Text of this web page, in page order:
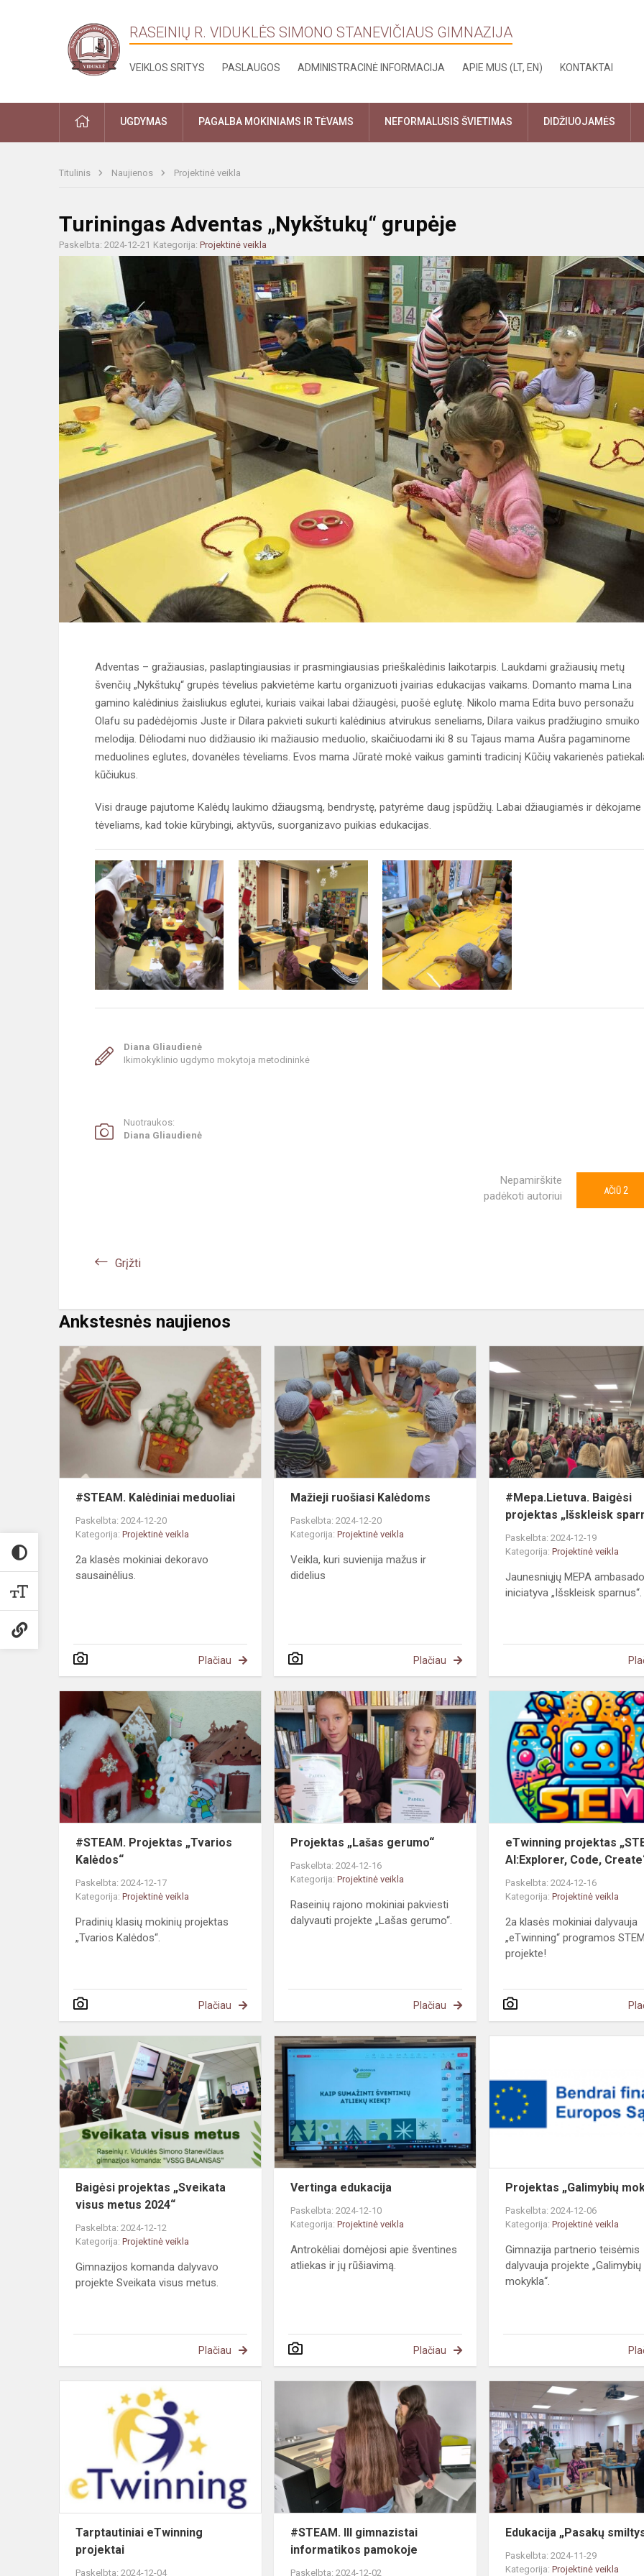
RASEINIŲ R. VIDUKLĖS SIMONO STANEVIČIAUS GIMNAZIJA
VEIKLOS SRITYS PASLAUGOS ADMINISTRACINĖ INFORMACIJA APIE MUS (LT, EN) KONTAKTAI
PRADŽIAUGDYMAS PAGALBA MOKINIAMS IR TĖVAMS NEFORMALUSIS ŠVIETIMAS DIDŽIUOJAMĖS
Titulinis Naujienos Projektinė veikla
Turiningas Adventas „Nykštukų“ grupėje
Paskelbta: 2024-12-21 Kategorija: Projektinė veikla
Adventas – gražiausias, paslaptingiausias ir prasmingiausias prieškalėdinis laikotarpis. Laukdami gražiausių metų
švenčių „Nykštukų“ grupės tėvelius pakvietėme kartu organizuoti įvairias edukacijas vaikams. Domanto mama Lina
gamino kalėdinius žaisliukus eglutei, kuriais vaikai labai džiaugėsi, puošė eglutę. Nikolo mama Edita buvo personažu
Olafu su padėdėjomis Juste ir Dilara pakvieti sukurti kalėdinius atvirukus seneliams, Dilara vaikus pradžiugino smuiko
melodija. Dėliodami nuo didžiausio iki mažiausio meduolio, skaičiuodami iki 8 su Tajaus mama Aušra pagaminome
meduolines eglutes, dovanėles tėveliams. Evos mama Jūratė mokė vaikus gaminti tradicinį Kūčių vakarienės
kūčiukus.
Visi drauge pajutome Kalėdų laukimo džiaugsmą, bendrystę, patyrėme daug įspūdžių. Labai džiaugiamės ir dėkojame
tėveliams, kad tokie kūrybingi, aktyvūs, suorganizavo puikias edukacijas.
Diana Gliaudienė
Ikimokyklinio ugdymo mokytoja metodininkė
Nuotraukos:
Diana Gliaudienė
Nepamirškite
padėkoti autoriui
AČIŪ 2
Grįžti
Ankstesnės naujienos
#STEAM.
Kalėdiniai
meduoliai
#STEAM. Kalėdiniai meduoliai
Paskelbta: 2024-12-20
Kategorija: Projektinė veikla
2a klasės mokiniai dekoravo
sausainėlius.
Plačiau
ruošiasi
Kalėdoms
Mažieji ruošiasi Kalėdoms
Paskelbta: 2024-12-20
Kategorija:Projektinė veikla
Veikla, kuri suvienija mažus ir
didelius
Plačiau
#Mepa.Lietuva. Baigėsi
projektas „Išskleisk
Paskelbta: 2024-12-19
Kategorija:Projektinė veikla
Jaunesniųjų MEPA
iniciatyva „Išskleisk sparnus“.
#STEAM.
Projektas
„Tvarios
Kalėdos“
#STEAM. Projektas „Tvarios
Kalėdos“
Paskelbta: 2024-12-17
Kategorija: Projektinė veikla
Pradinių klasių mokinių projektas
„Tvarios Kalėdos“.
Plačiau
Projektas
gerumo“
Projektas „Lašas gerumo“
Paskelbta: 2024-12-16
Kategorija:Projektinė veikla
Raseinių rajono mokiniai pakviesti
dalyvauti projekte „Lašas gerumo“.
Plačiau
eTwinning projektas
AI:Explorer, Code,
Paskelbta: 2024-12-16
Kategorija:Projektinė veikla
2a klasės mokiniai dalyvauja
„eTwinning“ programos STEM
projekte!
Baigėsi
projektas
„Sveikata
visus
metus
2024“
Baigėsi projektas „Sveikata
visus metus 2024“
Paskelbta: 2024-12-12
Kategorija: Projektinė veikla
Gimnazijos komanda dalyvavo
projekte Sveikata visus metus.
Plačiau
Vertinga
edukacija
Vertinga edukacija
Paskelbta: 2024-12-10
Kategorija:Projektinė veikla
Antrokėliai domėjosi apie šventines
atliekas ir jų rūšiavimą.
Plačiau
Projektas „Galimybių
Paskelbta: 2024-12-06
Kategorija:Projektinė veikla
Gimnazija partnerio teisėmis
dalyvauja projekte „Galimybių
mokykla“.
projektai
Tarptautiniai eTwinning
projektai
Paskelbta: 2024-12-04
gimnazistai
informatikos
pamokoje
#STEAM. III gimnazistai
informatikos pamokoje
Paskelbta: 2024-12-02
Edukacija „Pasakų
Paskelbta: 2024-11-29
Kategorija:Projektinė veikla